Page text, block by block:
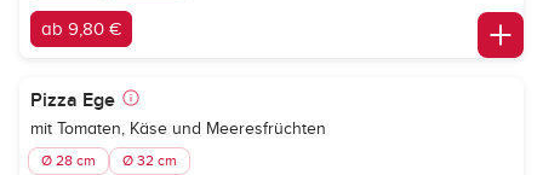
ab 9,80 €
Pizza Ege
mit Tomaten, Käse und Meeresfrüchten
Ø 28 cm Ø 32 cm